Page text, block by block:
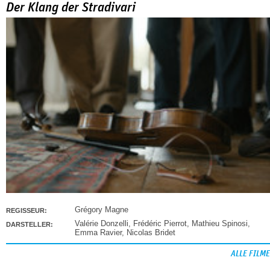
Der Klang der Stradivari
REGISSEUR: Grégory Magne
DARSTELLER: Valérie Donzelli, Frédéric Pierrot, Mathieu Spinosi,
Emma Ravier, Nicolas Bridet
ALLE FILME